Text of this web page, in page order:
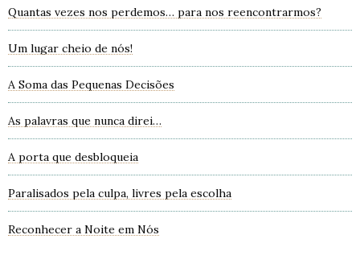
Quantas vezes nos perdemos… para nos reencontrarmos?
Um lugar cheio de nós!
A Soma das Pequenas Decisões
As palavras que nunca direi…
A porta que desbloqueia
Paralisados pela culpa, livres pela escolha
Reconhecer a Noite em Nós